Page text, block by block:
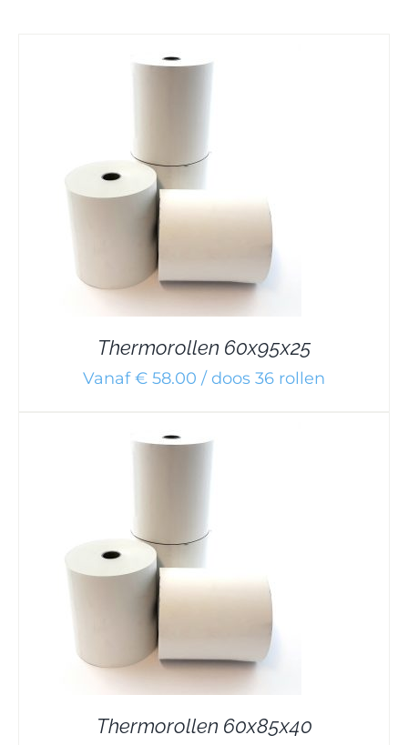
Thermorollen 60x95x25
Vanaf € 58.00 / doos 36 rollen
Thermorollen 60x85x40